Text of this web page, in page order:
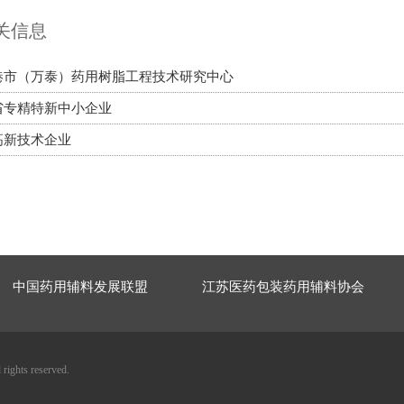
信息
市（万泰）药用树脂工程技术研究中心
专精特新中小企业
新技术企业
中国药用辅料发展联盟 江苏医药包装药用辅料协会
reserved.